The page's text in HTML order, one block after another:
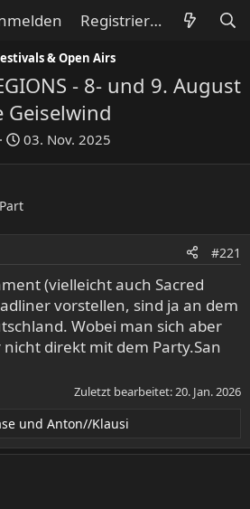
Registrieren
& Open Airs
- 8- und 9. August
Geiselwind
E
e
l
a
m
03. Nov. 2025
#221
(vielleicht auch Sacred
vorstellen, sind ja an dem
Wobei man sich aber
direkt mit dem Party.San
Zuletzt bearbeitet:20. Jan. 2026
und Anton//Klausi